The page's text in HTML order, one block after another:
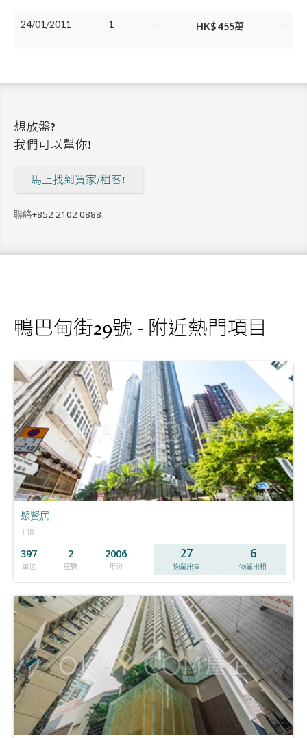
24/01/2011 1 - HK$ 455萬 -
想放盤?
我們可以幫你!
馬上找到買家/租客!
聯絡+852 2102 0888
鴨巴甸街29號 - 附近熱門項目
聚賢居
上環
397
單位
2
座數
2006
年份
27
物業出售
6
物業出租